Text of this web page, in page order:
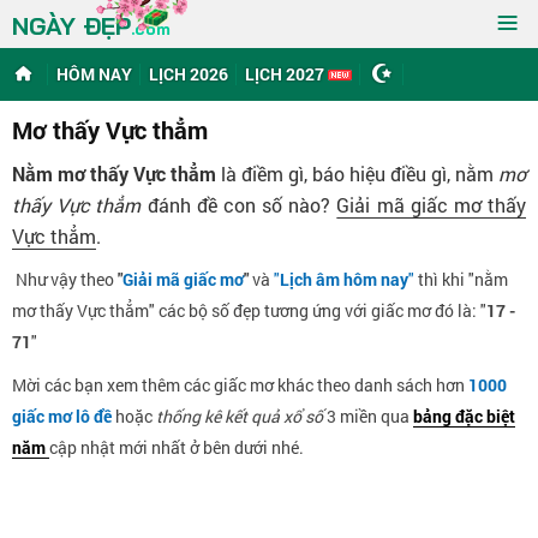
NGÀY ĐẸP.com ≡
HÔM NAY LỊCH 2026 LỊCH 2027
Mơ thấy Vực thẳm
Nằm mơ thấy Vực thẳm là điềm gì, báo hiệu điều gì, nằm mơ
thấy Vực thẳmđánh đề con số nào? Giải mã giấc mơ thấy
Vực thẳm.
Như vậy theo"Giải mã giấc mơ"và "Lịch âm hôm nay" thì khi "nằm
mơ thấy Vực thẳm" các bộ số đẹp tương ứng với giấc mơ đó là: "17 -
71"
Mời các bạn xem thêm các giấc mơ khác theo danh sách hơn 1000
giấc mơ lô đề hoặc thống kê kết quả xổ số3 miền qua bảng đặc biệt
nămcập nhật mới nhất ở bên dưới nhé.